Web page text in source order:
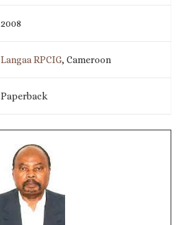
2008
Langaa RPCIG, Cameroon
Paperback